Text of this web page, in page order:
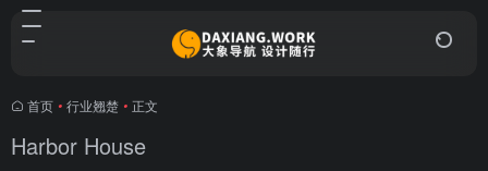
首页 • 行业翘楚 • 正文
Harbor House